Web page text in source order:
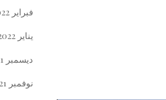
فبراير 2022
يناير 2022
ديسمبر 2021
نوفمبر 2021